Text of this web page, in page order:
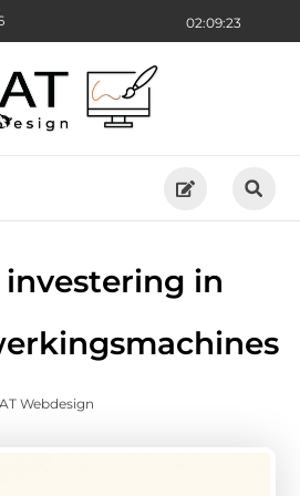
02:09:24
investering in
Webdesign